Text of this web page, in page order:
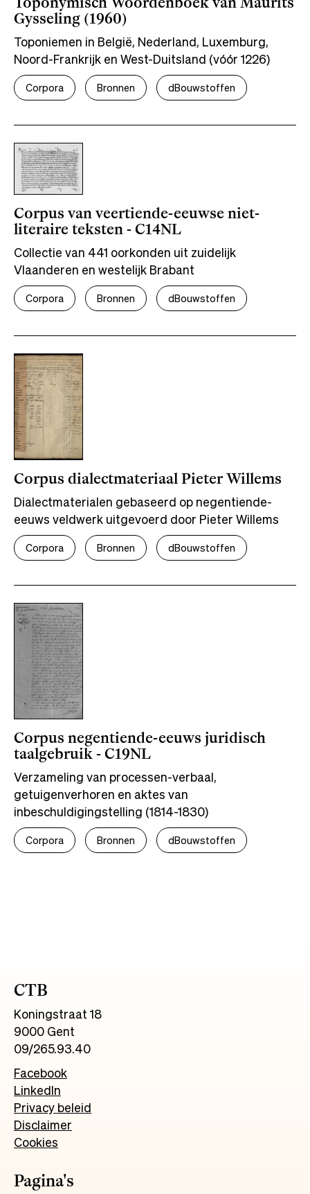
Gysseling (1960)
Toponiemen in België, Nederland, Luxemburg,
Noord-Frankrijk en West-Duitsland (vóór 1226)
Corpora Bronnen dBouwstoffen
Corpus van veertiende-eeuwse niet-
literaire teksten - C14NL
Collectie van 441 oorkonden uit zuidelijk
Vlaanderen en westelijk Brabant
Corpora Bronnen dBouwstoffen
Corpus dialectmateriaal Pieter Willems
Dialectmaterialen gebaseerd op negentiende-
eeuws veldwerk uitgevoerd door Pieter Willems
Corpora Bronnen dBouwstoffen
Corpus negentiende-eeuws juridisch
taalgebruik - C19NL
Verzameling van processen-verbaal,
getuigenverhoren en aktes van
inbeschuldigingstelling (1814-1830)
Corpora Bronnen dBouwstoffen
CTB
Koningstraat 18
9000 Gent
09/265.93.40
Facebook
LinkedIn
Privacy beleid
Disclaimer
Cookies
Pagina's